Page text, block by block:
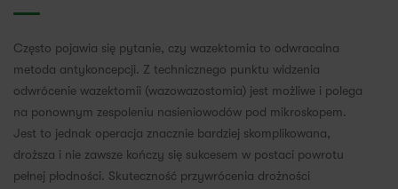
Często pojawia się pytanie, czy wazektomia to odwracalna
metoda antykoncepcji. Z technicznego punktu widzenia
odwrócenie wazektomii (wazowazostomia) jest możliwe i polega
na ponownym zespoleniu nasieniowodów pod mikroskopem.
Jest to jednak operacja znacznie bardziej skomplikowana,
droższa i nie zawsze kończy się sukcesem w postaci powrotu
pełnej płodności. Skuteczność przywrócenia drożności